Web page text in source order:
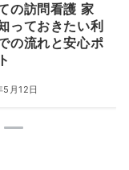
の訪問看護 家
っておきたい利
の流れと安心ポ
月12日